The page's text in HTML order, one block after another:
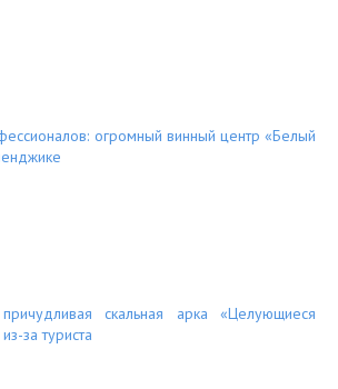
огромный винный центр «Белый
скальная арка «Целующиеся
за туриста